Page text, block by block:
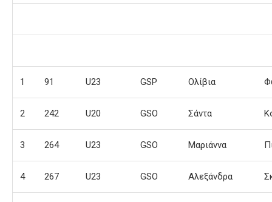
1 91 U23 GSP Ολίβια
2 242 U20 GSO Σάντα
3 264 U23 GSO Μαριάννα
4 267 U23 GSO Αλεξάνδρα